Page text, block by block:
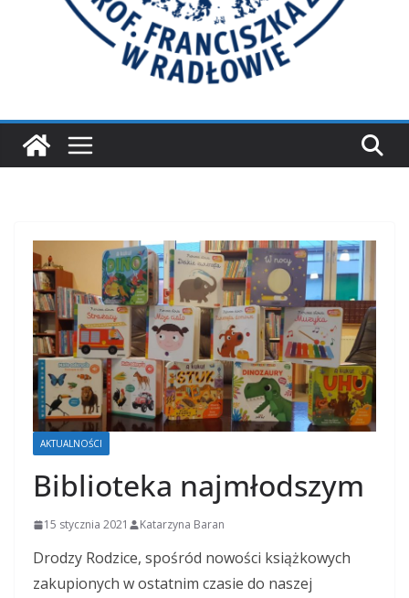
AKTUALNOŚCI
Biblioteka najmłodszym
15 stycznia 2021 Katarzyna Baran
Drodzy Rodzice, spośród nowości książkowych
zakupionych w ostatnim czasie do naszej